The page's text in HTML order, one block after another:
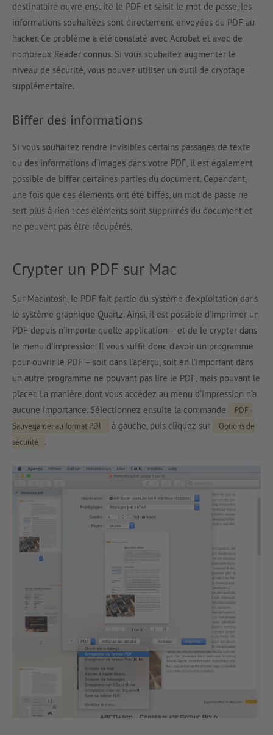
destinataire ouvre ensuite le PDF et saisit le mot de passe, les
informations souhaitées sont directement envoyées du PDF au
hacker. Ce problème a été constaté avec Acrobat et avec de
nombreux Reader connus. Si vous souhaitez augmenter le
niveau de sécurité, vous pouvez utiliser un outil de cryptage
supplémentaire.
Biffer des informations
Si vous souhaitez rendre invisibles certains passages de texte
ou des informations d’images dans votre PDF, il est également
possible de biffer certaines parties du document. Cependant,
une fois que ces éléments ont été biffés, un mot de passe ne
sert plus à rien : ces éléments sont supprimés du document et
ne peuvent pas être récupérés.
Crypter un PDF sur Mac
Sur Macintosh, le PDF fait partie du système d’exploitation dans
le système graphique Quartz. Ainsi, il est possible d’imprimer un
PDF depuis n’importe quelle application – et de le crypter dans
le menu d’impression. Il vous suffit donc d’avoir un programme
pour ouvrir le PDF – soit dans l’aperçu, soit en l’important dans
un autre programme ne pouvant pas lire le PDF, mais pouvant le
placer. La manière dont vous accédez au menu d’impression n’a
aucune importance. Sélectionnez ensuite la commande
PDF ·
Sauvegarder au format PDF
à gauche, puis cliquez sur
Options de
sécurité
.